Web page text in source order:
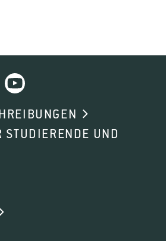
STUDIERENDE UND